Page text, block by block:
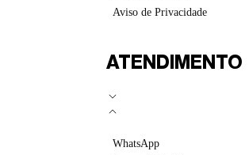
Aviso de Privacidade
ATENDIMENTO
WhatsApp